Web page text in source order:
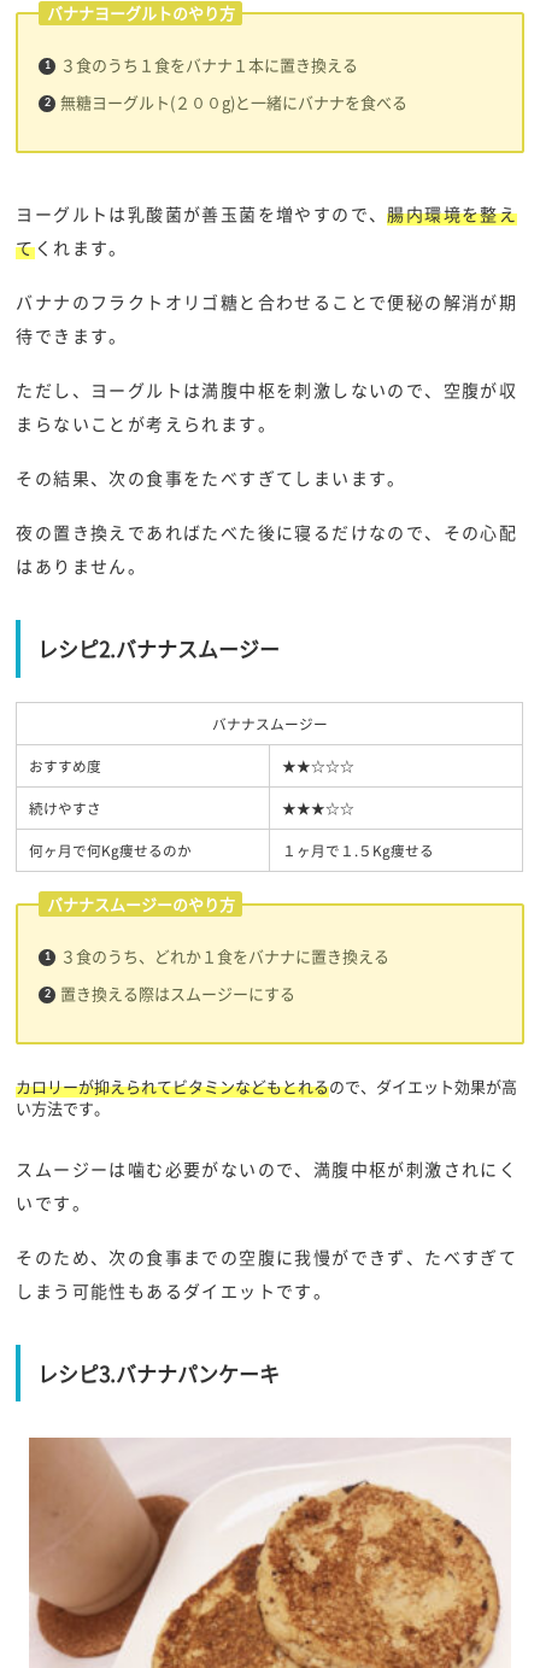
バナナヨーグルトのやり方
３食のうち１食をバナナ１本に置き換える
無糖ヨーグルト(２００g)と一緒にバナナを食べる
ヨーグルトは乳酸菌が善玉菌を増やすので、腸内環境を整え
てくれます。
バナナのフラクトオリゴ糖と合わせることで便秘の解消が期
待できます。
ただし、ヨーグルトは満腹中枢を刺激しないので、空腹が収
まらないことが考えられます。
その結果、次の食事をたべすぎてしまいます。
夜の置き換えであればたべた後に寝るだけなので、その心配
はありません。
レシピ2.バナナスムージー
バナナスムージー
おすすめ度
★★☆☆☆
続けやすさ
★★★☆☆
何ヶ月で何Kg痩せるのか
１ヶ月で１.５Kg痩せる
バナナスムージーのやり方
３食のうち、どれか１食をバナナに置き換える
置き換える際はスムージーにする
カロリーが抑えられてビタミンなどもとれるので、ダイエット効果が高
い方法です。
スムージーは噛む必要がないので、満腹中枢が刺激されにく
いです。
そのため、次の食事までの空腹に我慢ができず、たべすぎて
しまう可能性もあるダイエットです。
レシピ3.バナナパンケーキ